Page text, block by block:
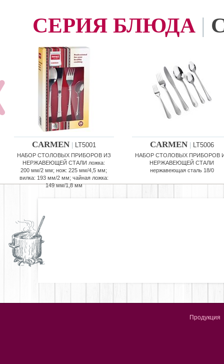
СЕРИЯ БЛЮДА |
CARMEN LT5001
НАБОР СТОЛОВЫХ ПРИБОРОВ ИЗ
НЕРЖАВЕЮЩЕЙ СТАЛИ ложка:
200 мм/2 мм; нож: 225 мм/4,5 мм;
вилка: 193 мм/2 мм; чайная ложка:
149 мм/1,8 мм
CARMEN LT5006
НАБОР СТОЛОВЫХ ПРИБОРОВ
НЕРЖАВЕЮЩЕЙ СТАЛИ
нержавеющая сталь 18/0
Продукция